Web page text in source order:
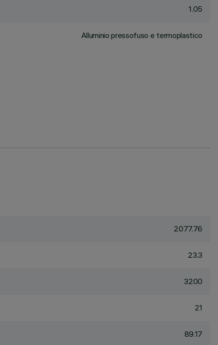
1.05
Alluminio pressofuso e termoplastico
2077.76
23.3
3200
21
89.17